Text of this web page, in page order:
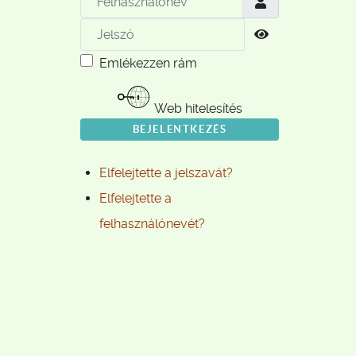
Jelszó
Emlékezzen rám
Web hitelesítés
BEJELENTKEZÉS
Elfelejtette a jelszavát?
Elfelejtette a
felhasználónevét?